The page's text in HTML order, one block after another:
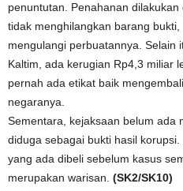
penuntutan. Penahanan
tidak menghilangkan barang
mengulangi perbuatannya. Selain
Kaltim, ada kerugian Rp4,3 miliar
pernah ada etikat baik
negaranya.
Sementara, kejaksaan belum ada
diduga sebagai bukti hasil
yang ada dibeli sebelum kasus
merupakan warisan. (SK2/SK10)